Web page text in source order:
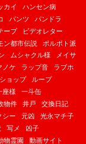
カイ
ハンセン病
パンツ
パンドラ
ープ
ビデオレター
ン都市伝説
ポルポト派
ムシャクル様
メイサ
ノケ ラップ音
ラブホ
ョップ
ループ
座様
一斗缶
物件 井戸
交換日記
シー 元凶
光永マチ子
写メ
凶子
物霊園
動画サイト